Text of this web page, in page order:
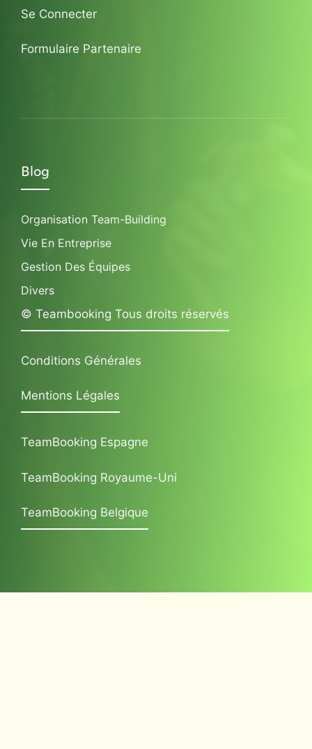
Se Connecter
Formulaire Partenaire
Blog
Organisation Team-Building
Vie En Entreprise
Gestion Des Équipes
Divers
© Teambooking Tous droits réservés
Conditions Générales
Mentions Légales
TeamBooking Espagne
TeamBooking Royaume-Uni
TeamBooking Belgique